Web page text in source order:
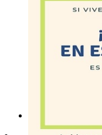
Encuentro: